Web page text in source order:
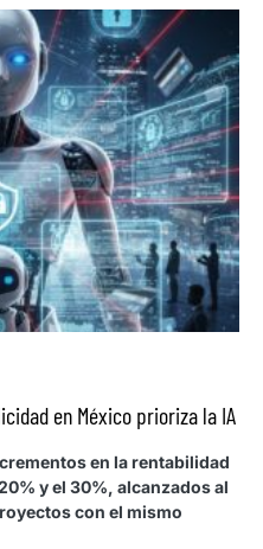
en México prioriza la IA
en la rentabilidad
y el 30%, alcanzados al
con el mismo